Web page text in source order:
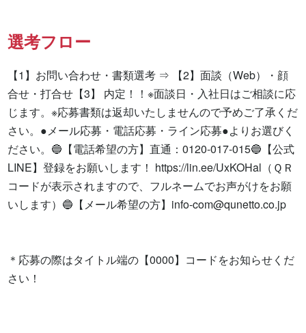
選考フロー
【1】お問い合わせ・書類選考 ⇒ 【2】面談（Web）・顔
合せ・打合せ【3】 内定！！※面談日・入社日はご相談に応
じます。※応募書類は返却いたしませんので予めご了承くだ
さい。●メール応募・電話応募・ライン応募●よりお選びく
ださい。🔵【電話希望の方】直通：0120-017-015🔵【公式
LINE】登録をお願いします！ https://lin.ee/UxKOHal（ＱＲ
コードが表示されますので、フルネームでお声がけをお願
いします）🔵【メール希望の方】 info-com@qunetto.co.jp
＊応募の際はタイトル端の【0000】コードをお知らせくだ
さい！